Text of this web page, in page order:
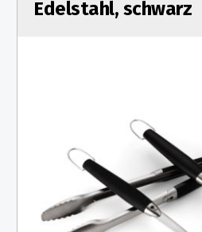
Edelstahl, schwarz